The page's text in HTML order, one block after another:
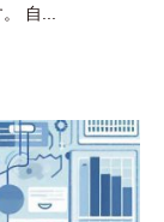
自...